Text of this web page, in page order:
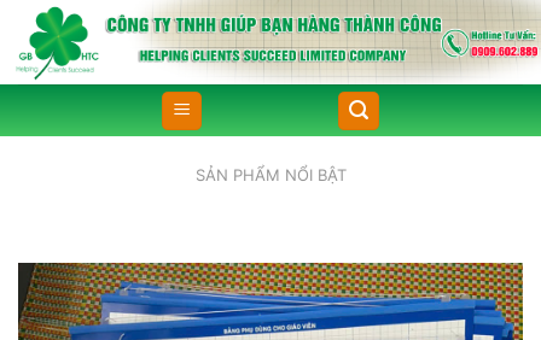
Skip
content
SẢN PHẨM NỔI BẬT